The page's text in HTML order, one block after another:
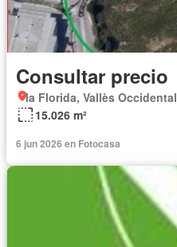
Consultar precio
la Florida, Vallès Occidental
15.026 m²
6 jun 2026 en Fotocasa